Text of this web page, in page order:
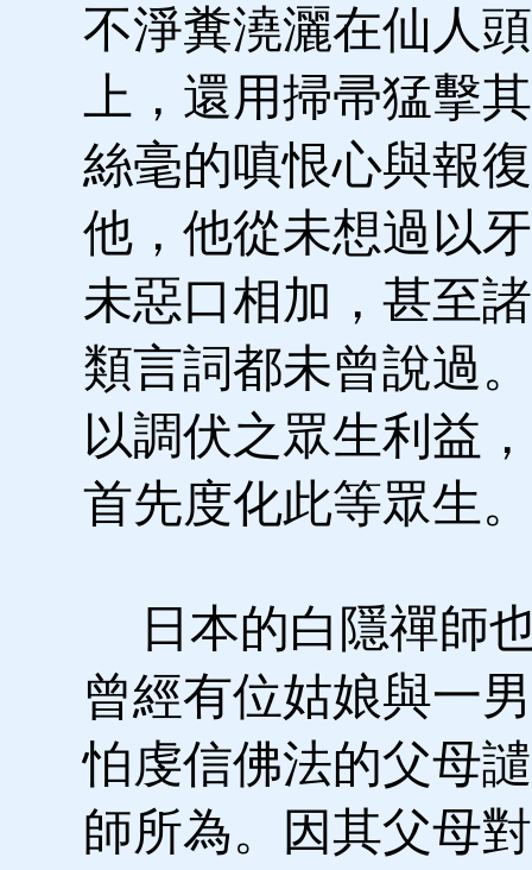
不淨糞澆灑在仙人
上，還用掃帚猛擊
絲毫的嗔恨心與報
他，他從未想過以
未惡口相加，甚至
類言詞都未曾說過
以調伏之眾生利益
首先度化此等眾生。
日本的白隱禪師
曾經有位姑娘與一
怕虔信佛法的父母
師所為。因其父母